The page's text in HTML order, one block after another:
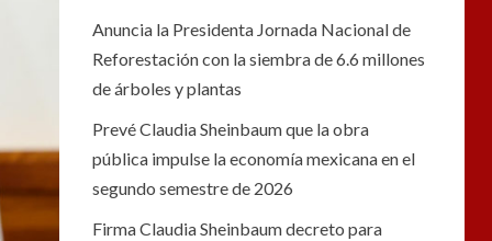
Anuncia la Presidenta Jornada Nacional de
Reforestación con la siembra de 6.6 millones
de árboles y plantas
Prevé Claudia Sheinbaum que la obra
pública impulse la economía mexicana en el
segundo semestre de 2026
Firma Claudia Sheinbaum decreto para